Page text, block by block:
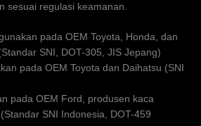
sesuai regulasi keamanan.
pada OEM Toyota, Honda, dan
SNI, DOT-305, JIS Jepang)
pada OEM Toyota dan Daihatsu (SNI
pada OEM Ford, produsen kaca
SNI Indonesia, DOT-459